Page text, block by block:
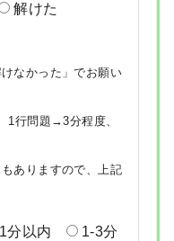
解けた
なかった」でお願い
行問題→3分程度、
ありますので、上記
1分以内
1-3分